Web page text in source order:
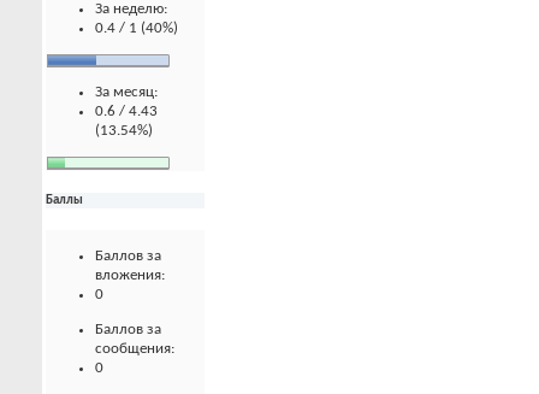
За неделю:
0.4 / 1 (40%)
За месяц:
0.6 / 4.43
(13.54%)
Баллы
Баллов за
вложения:
0
Баллов за
сообщения:
0